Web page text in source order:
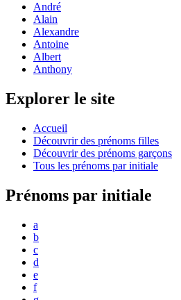
André
Alain
Alexandre
Antoine
Albert
Anthony
Explorer le site
Accueil
Découvrir des prénoms filles
Découvrir des prénoms garçons
Tous les prénoms par initiale
Prénoms par initiale
a
b
c
d
e
f